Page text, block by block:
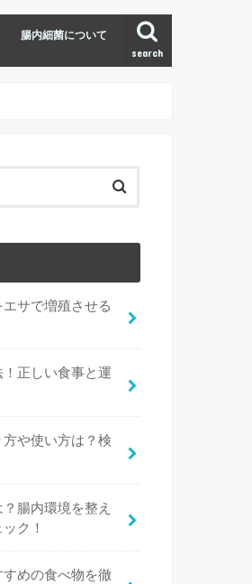
search
腸内細菌について
エサで増殖させる
正しい食事と運
や使い方は？検
腸内環境を整え
ク！
めの食べ物を徹